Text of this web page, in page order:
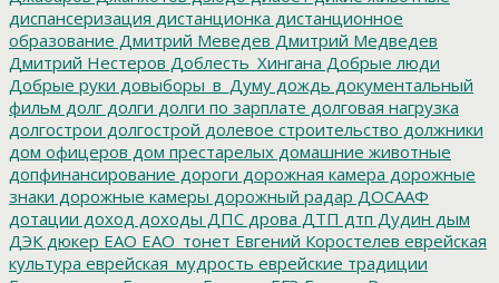
диспансеризация дистанционка дистанционное
образование Дмитрий Меведев Дмитрий Медведев
Дмитрий Нестеров Доблесть_Хингана Добрые люди
Добрые руки довыборы_в_Думу дождь документальный
фильм долг долги долги по зарплате долговая нагрузка
долгострои долгострой долевое строительство должники
дом офицеров дом престарелых домашние животные
допфинансирование дороги дорожная камера дорожные
знаки дорожные камеры дорожный радар ДОСААФ
дотации доход доходы ДПС дрова ДТП дтп Дудин дым
ДЭКдюкер ЕАО ЕАО_тонет Евгений Коростелев еврейская
культура еврейская_мудрость еврейские традиции